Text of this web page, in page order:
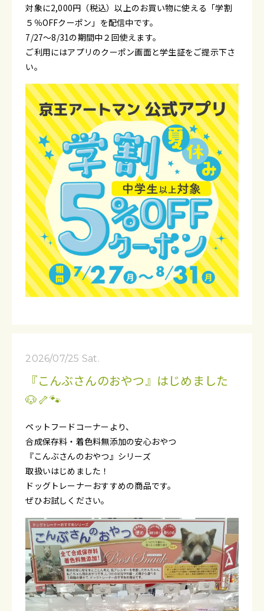
対象に2,000円（税込）以上のお買い物に使える「学割
５％OFFクーポン」を配信中です。
7/27～8/31の期間中２回使えます。
ご利用にはアプリのクーポン画面と学生証をご提示下さ
い。
2026/07/25 Sat.
『こんぶさんのおやつ』はじめました
🐶🦴🐾
ペットフードコーナーより、
合成保存料・着色料無添加の安心おやつ
『こんぶさんのおやつ』シリーズ
取扱いはじめました！
ドッグトレーナーおすすめの商品です。
ぜひお試しください。